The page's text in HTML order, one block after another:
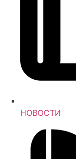
НОВОСТИ